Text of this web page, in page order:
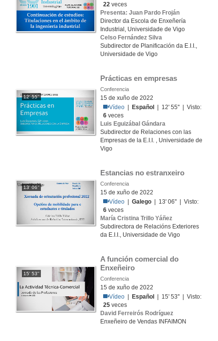
22 veces
Presenta: Juan Pardo Froján
Director da Escola de Enxeñería
Industrial, Universidade de Vigo
Celso Fernández Silva
Subdirector de Planificación da E.I.I.,
Universidade de Vigo
12' 55''
Prácticas en empresas
Conferencia
15 de xuño de 2022
Vídeo
Español
| 12' 55'' | Visto:
6 veces
Luis Eguizábal Gándara
Subdirector de Relaciones con las
Empresas de la E.I.I. , Universidade de
Vigo
13' 06''
Estancias no estranxeiro
Conferencia
15 de xuño de 2022
Vídeo |Galego | 13' 06'' | Visto:
6 veces
María Cristina Trillo Yáñez
Subdirectora de Relacións Exteriores
da E.I.I., Universidade de Vigo
15' 53''
A función comercial do
Enxeñeiro
Conferencia
15 de xuño de 2022
Vídeo
Español
| 15' 53'' | Visto:
25 veces
David Ferreirós Rodríguez
Enxeñeiro de Vendas INFAIMON